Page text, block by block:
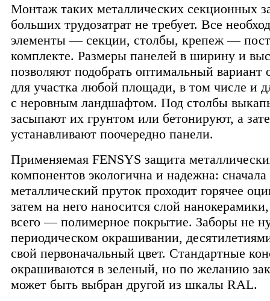
Монтаж таких металлических секционных
больших трудозатрат не требует. Все
элементы — секции, столбы, крепеж —
комплекте. Размеры панелей в ширину и
позволяют подобрать оптимальный вариант
для участка любой площади, в том числе и
с неровным ландшафтом. Под столбы
засыпают их грунтом или бетонируют, а
устанавливают поочередно панели.
Применяемая FENSYS защита
компонентов экологична и надежна: сначала
металлический пруток проходит горячее
затем на него наносится слой
всего — полимерное покрытие. Заборы не
периодическом окрашивании,
свой первоначальный цвет. Стандартные
окрашиваются в зеленый, но по желанию
может быть выбран другой из шкалы RAL.